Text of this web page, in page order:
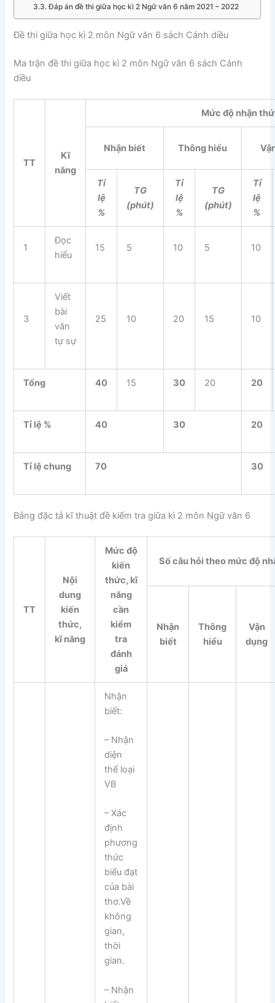
Đáp án đề thi giữa học kì 2 Ngữ văn 6 năm 2021 – 2022
Đề thi giữa học kì 2 môn Ngữ văn 6 sách Cánh diều
Ma trận đề thi giữa học kì 2 môn Ngữ văn 6 sách Cánh
diều
TT
Kĩ
năng
Mức độ nhận
Nhận biết Thông hiểu
Tỉ
lệ
%
TG
(phút)
Tỉ
lệ
%
TG
(phút)
Tỉ
lệ
%
1
Đọc
hiểu
15 5 10 5 10
3
Viết
bài
văn
tự sự
25 10 20 15 10
Tổng 40 15 30 20 20
Tỉ lệ % 40 30 20
Tỉ lệ chung 70 30
Bảng đặc tả kĩ thuật đề kiểm tra giữa kì 2 môn Ngữ văn 6
TT
Nội
dung
kiến
thức,
kĩ năng
Mức độ
kiến
thức, kĩ
năng
cần
kiểm
tra
đánh
giá
Số câu hỏi theo mức độ
Nhận
biết
Thông
hiểu
Vận
dụng
Nhận
biết:
– Nhận
diện
thể loại
VB
– Xác
định
phương
thức
biểu đạt
của bài
thơ.Về
không
gian,
thời
gian.
– Nhận